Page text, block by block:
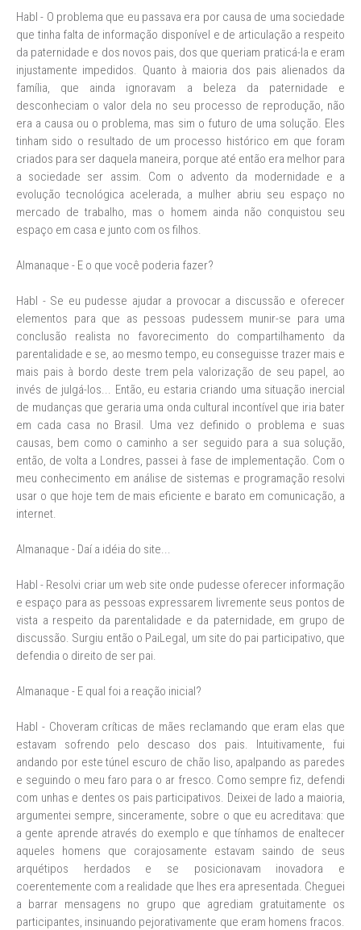
Habl - O problema que eu passava era por causa de uma sociedade
que tinha falta de informação disponível e de articulação a respeito
da paternidade e dos novos pais, dos que queriam praticá-la e eram
injustamente impedidos. Quanto à maioria dos pais alienados da
família, que ainda ignoravam a beleza da paternidade e
desconheciam o valor dela no seu processo de reprodução, não
era a causa ou o problema, mas sim o futuro de uma solução. Eles
tinham sido o resultado de um processo histórico em que foram
criados para ser daquela maneira, porque até então era melhor para
a sociedade ser assim. Com o advento da modernidade e a
evolução tecnológica acelerada, a mulher abriu seu espaço no
mercado de trabalho, mas o homem ainda não conquistou seu
espaço em casa e junto com os filhos.
Almanaque - E o que você poderia fazer?
Habl - Se eu pudesse ajudar a provocar a discussão e oferecer
elementos para que as pessoas pudessem munir-se para uma
conclusão realista no favorecimento do compartilhamento da
parentalidade e se, ao mesmo tempo, eu conseguisse trazer mais e
mais pais à bordo deste trem pela valorização de seu papel, ao
invés de julgá-los... Então, eu estaria criando uma situação inercial
de mudanças que geraria uma onda cultural incontível que iria bater
em cada casa no Brasil. Uma vez definido o problema e suas
causas, bem como o caminho a ser seguido para a sua solução,
então, de volta a Londres, passei à fase de implementação. Com o
meu conhecimento em análise de sistemas e programação resolvi
usar o que hoje tem de mais eficiente e barato em comunicação, a
internet.
Almanaque - Daí a idéia do site...
Habl - Resolvi criar um web site onde pudesse oferecer informação
e espaço para as pessoas expressarem livremente seus pontos de
vista a respeito da parentalidade e da paternidade, em grupo de
discussão. Surgiu então o PaiLegal, um site do pai participativo, que
defendia o direito de ser pai.
Almanaque - E qual foi a reação inicial?
Habl - Choveram críticas de mães reclamando que eram elas que
estavam sofrendo pelo descaso dos pais. Intuitivamente, fui
andando por este túnel escuro de chão liso, apalpando as paredes
e seguindo o meu faro para o ar fresco. Como sempre fiz, defendi
com unhas e dentes os pais participativos. Deixei de lado a maioria,
argumentei sempre, sinceramente, sobre o que eu acreditava: que
a gente aprende através do exemplo e que tínhamos de enaltecer
aqueles homens que corajosamente estavam saindo de seus
arquétipos herdados e se posicionavam inovadora e
coerentemente com a realidade que lhes era apresentada. Cheguei
a barrar mensagens no grupo que agrediam gratuitamente os
participantes, insinuando pejorativamente que eram homens fracos.